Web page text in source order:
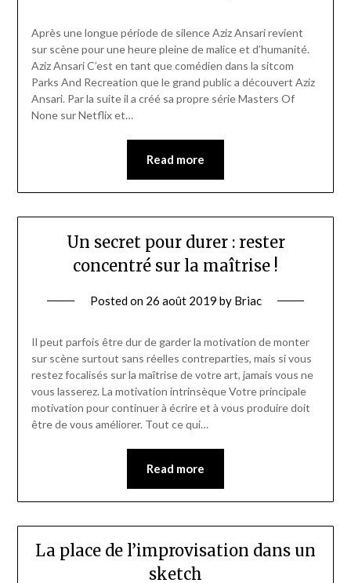
Après une longue période de silence Aziz Ansari revient
sur scène pour une heure pleine de malice et d’humanité.
Aziz Ansari C’est en tant que comédien dans la sitcom
Parks And Recreation que le grand public a découvert Aziz
Ansari. Par la suite il a créé sa propre série Masters Of
None sur Netflix et…
Read more
Un secret pour durer : rester
concentré sur la maîtrise !
Posted on 26 août 2019 by Briac
Il peut parfois être dur de garder la motivation de monter
sur scène surtout sans réelles contreparties, mais si vous
restez focalisés sur la maîtrise de votre art, jamais vous ne
vous lasserez. La motivation intrinsèque Votre principale
motivation pour continuer à écrire et à vous produire doit
être de vous améliorer. Tout ce qui…
Read more
La place de l’improvisation dans un
sketch